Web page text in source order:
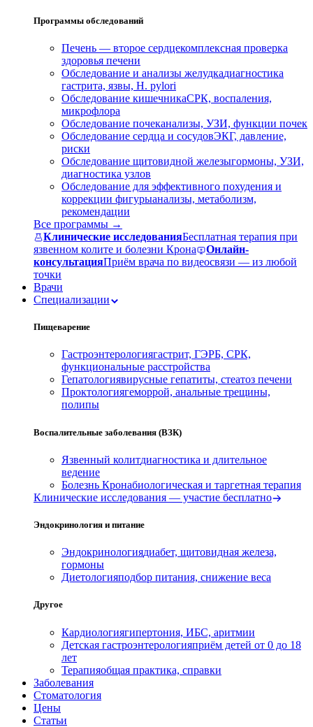
Программы обследований
Печень — второе сердцекомплексная проверка
здоровья печени
Обследование и анализы желудкадиагностика
гастрита, язвы, H. pylori
Обследование кишечникаСРК, воспаления,
микрофлора
Обследование почеканализы, УЗИ, функции почек
Обследование сердца и сосудовЭКГ, давление,
риски
Обследование щитовидной железыгормоны, УЗИ,
диагностика узлов
Обследование для эффективного похудения и
коррекции фигурыанализы, метаболизм,
рекомендации
Все программы →
Клинические исследованияБесплатная терапия при
язвенном колите и болезни Крона
Онлайн-
консультацияПриём врача по видеосвязи — из любой
точки
Врачи
Специализации
Пищеварение
Гастроэнтерологиягастрит, ГЭРБ, СРК,
функциональные расстройства
Гепатологиявирусные гепатиты, стеатоз печени
Проктологиягеморрой, анальные трещины,
полипы
Воспалительные заболевания (ВЗК)
Язвенный колитдиагностика и длительное
ведение
Болезнь Кронабиологическая и таргетная терапия
Клинические исследования — участие бесплатно
Эндокринология и питание
Эндокринологиядиабет, щитовидная железа,
гормоны
Диетологияподбор питания, снижение веса
Другое
Кардиологиягипертония, ИБС, аритмии
Детская гастроэнтерологияприём детей от 0 до 18
лет
Терапияобщая практика, справки
Заболевания
Стоматология
Цены
Статьи